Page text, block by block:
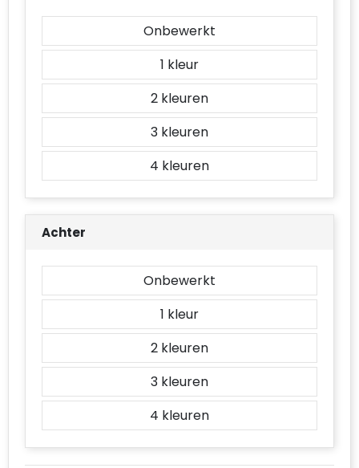
Accessoires voor tassen
Duffeltassen
Aktetassen
Waterbestendige tassen
Opvouwbare tassen
Goodiebags
Onbewerkt
1
2
3
4
Achter
Onbewerkt
1
2
3
4